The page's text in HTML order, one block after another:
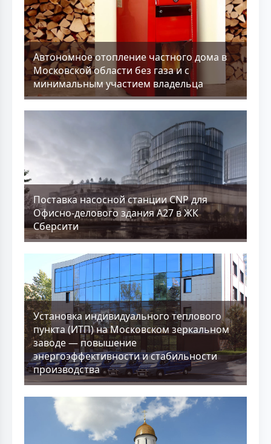
Aвтономное отопление частного дома в
Московской области без газа и с
минимальным участием владельца
Поставка насосной станции CNP для
Офисно-делового здания А27 в ЖК
Сберсити
Установка индивидуального теплового
пункта (ИТП) на Московском зеркальном
заводе — повышение
энергоэффективности и стабильности
производства